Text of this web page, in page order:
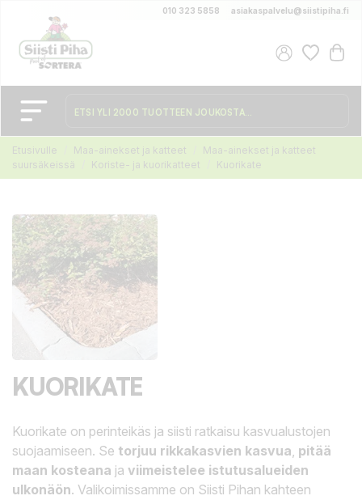
010 323 5858 asiakaspalvelu@siistipiha.fi
Etusivulle Maa-ainekset ja katteet
Maa-ainekset ja katteet
suursäkeissä
Koriste- ja kuorikatteet Kuorikate
KUORIKATE
Kuorikate on perinteikäs ja siisti ratkaisu kasvualustojen
suojaamiseen. Se torjuu rikkakasvien kasvua, pitää
maan kosteana ja viimeistelee istutusalueiden
ulkonäön. Valikoimissamme on Siisti Pihan kahteen